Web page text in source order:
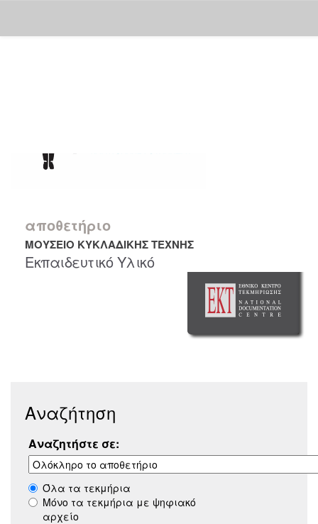
αποθετήριο
ΜΟΥΣΕΙΟ ΚΥΚΛΑΔΙΚΗΣ ΤΕΧΝΗΣ
Εκπαιδευτικό Υλικό
Αναζήτηση
Αναζητήστε σε:
Όλα τα τεκμήρια
Μόνο τα τεκμήρια με ψηφιακό
αρχείο